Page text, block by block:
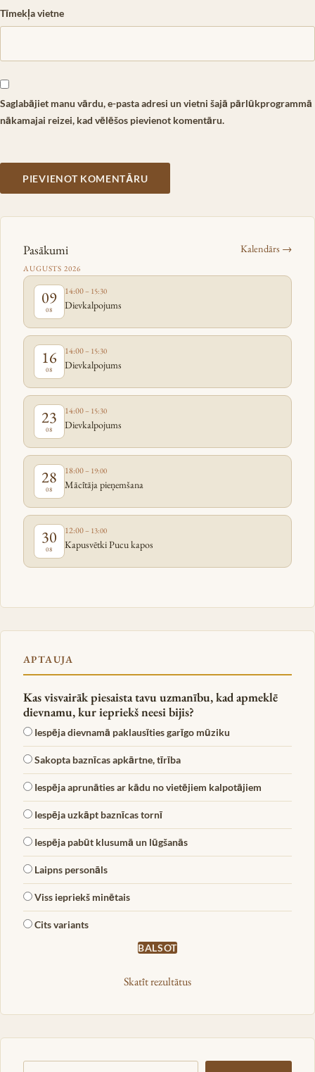
Tīmekļa vietne
Saglabājiet manu vārdu, e-pasta adresi un vietni šajā pārlūkprogrammā
nākamajai reizei, kad vēlēšos pievienot komentāru.
Pasākumi Kalendārs →
AUGUSTS 2026
09
08
14:00– 15:30
Dievkalpojums
16
08
14:00– 15:30
Dievkalpojums
23
08
14:00– 15:30
Dievkalpojums
28
08
18:00– 19:00
Mācītāja pieņemšana
30
08
12:00– 13:00
Kapusvētki Pucu kapos
APTAUJA
Kas visvairāk piesaista tavu uzmanību, kad apmeklē
dievnamu, kur iepriekš neesi bijis?
Iespēja dievnamā paklausīties garīgo mūziku
Sakopta baznīcas apkārtne, tīrība
Iespēja aprunāties ar kādu no vietējiem kalpotājiem
Iespēja uzkāpt baznīcas tornī
Iespēja pabūt klusumā un lūgšanās
Laipns personāls
Viss iepriekš minētais
Cits variants
Skatīt rezultātus